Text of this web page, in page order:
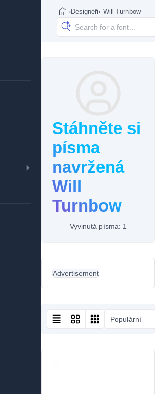
›Designéři› Will Turnbow
Stáhněte si
písma
navržená
Will
Turnbow
Vyvinutá písma: 1
Advertisement
Populární